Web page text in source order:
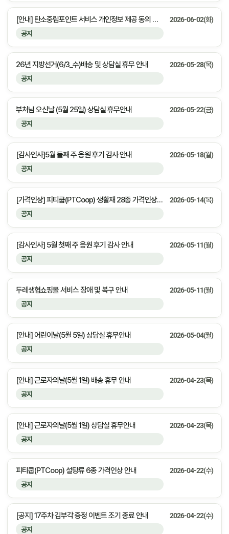
공지
[안내] 탄소중립포인트 서비스 개인정보 제공 동의 안내 2026-06-02(화)
공지
26년 지방선거(6/3_수)배송 및 상담실 휴무 안내 2026-05-28(목)
공지
부처님 오신날 (5월 25일) 상담실 휴무안내 2026-05-22(금)
공지
[감사인사]5월 둘째 주 응원 후기 감사 안내 2026-05-18(월)
공지
[가격인상] 피티쿱(PTCoop) 생활재 28종 가격인상 안내 2026-05-14(목)
공지
[감사인사] 5월 첫째 주 응원 후기 감사 안내 2026-05-11(월)
공지
두레생협쇼핑몰 서비스 장애 및 복구 안내 2026-05-11(월)
공지
[안내] 어린이날(5월 5일) 상담실 휴무안내 2026-05-04(월)
공지
[안내] 근로자의날(5월 1일) 배송 휴무 안내 2026-04-23(목)
공지
[안내] 근로자의날(5월 1일) 상담실 휴무안내 2026-04-23(목)
공지
피티쿱(PTCoop) 설탕류 6종 가격인상 안내 2026-04-22(수)
공지
[공지] 17주차 김부각 증정 이벤트 조기 종료 안내 2026-04-22(수)